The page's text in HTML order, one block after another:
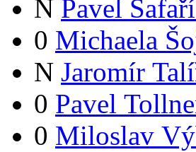
N Pavel
0 Michaela
N Jaromír
0 Pavel
0 Miloslav